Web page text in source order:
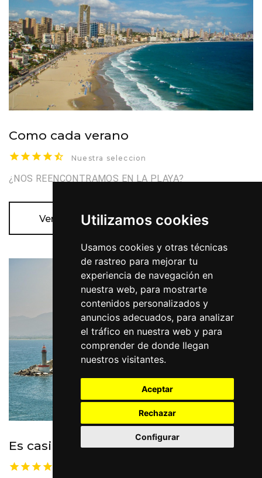
Utilizamos cookies
Usamos cookies y otras técnicas
de rastreo para mejorar tu
experiencia de navegación en
nuestra web, para mostrarte
contenidos personalizados y
anuncios adecuados, para analizar
el tráfico en nuestra web y para
comprender de donde llegan
nuestros visitantes.
Aceptar
Rechazar
Configurar
Como cada verano
Nuestra seleccion
¿NOS REENCONTRAMOS EN LA PLAYA?
Ver más
Es casi imposible elegir solo uno